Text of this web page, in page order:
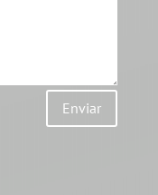
Enviar